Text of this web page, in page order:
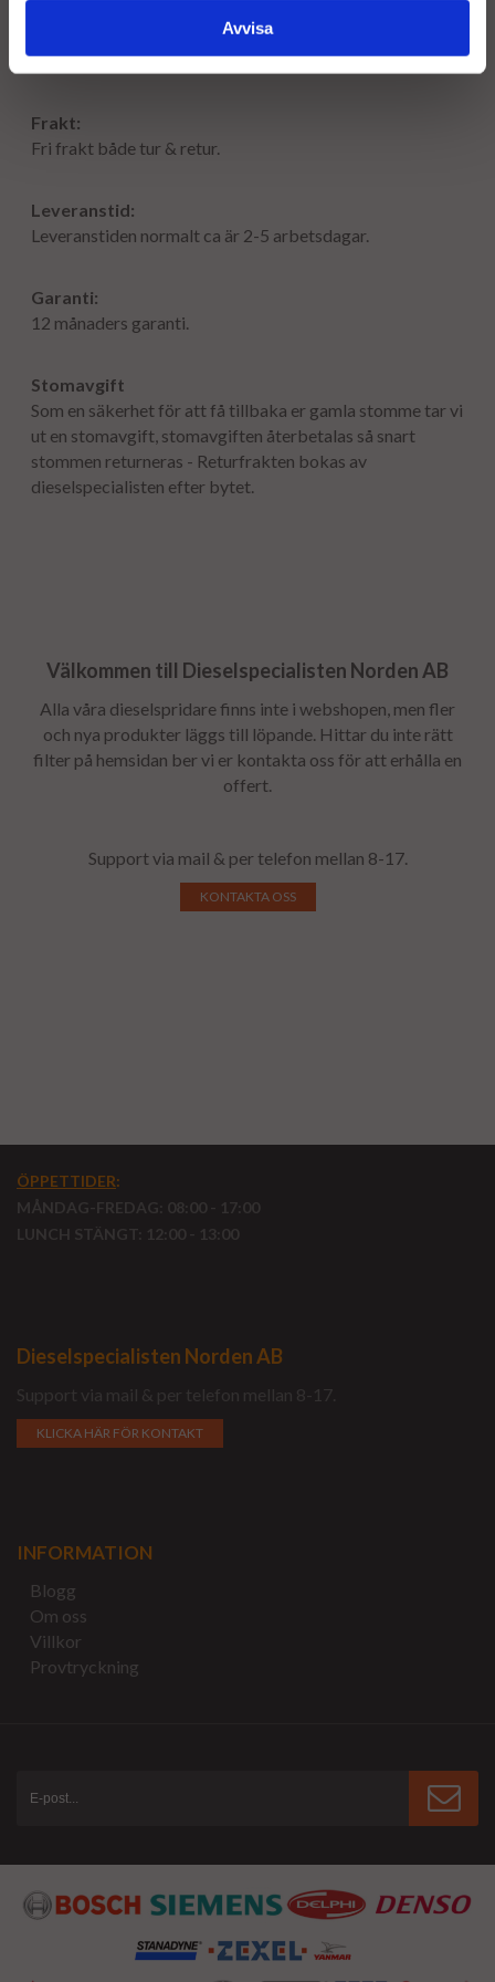
Avvisa
Frakt:
Fri frakt både tur & retur.
Leveranstid:
Leveranstiden normalt ca är 2-5 arbetsdagar.
Garanti:
12 månaders garanti.
Stomavgift
Som en säkerhet för att få tillbaka er gamla stomme tar vi
ut en stomavgift, stomavgiften återbetalas så snart
stommen returneras - Returfrakten bokas av
dieselspecialisten efter bytet.
Välkommen till Dieselspecialisten Norden AB
Alla våra dieselspridare finns inte i webshopen, men fler
och nya produkter läggs till löpande. Hittar du inte rätt
filter på hemsidan ber vi er kontakta oss för att erhålla en
offert.
Support via mail & per telefon mellan 8-17.
KONTAKTA OSS
ÖPPETTIDER:
MÅNDAG-FREDAG: 08:00 - 17:00
LUNCH STÄNGT: 12:00 - 13:00
Dieselspecialisten Norden AB
Support via mail & per telefon mellan 8-17.
KLICKA HÄR FÖR KONTAKT
INFORMATION
Blogg
Om oss
Villkor
Provtryckning